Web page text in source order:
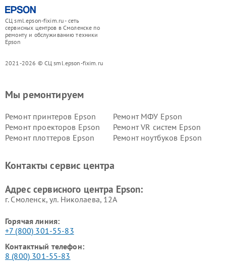
СЦ sml.epson-fixim.ru - сеть
сервисных центров в Смоленске по
ремонту и обслуживанию техники
Epson
2021-2026 © СЦ sml.epson-fixim.ru
Мы ремонтируем
Ремонт принтеров Epson
Ремонт МФУ Epson
Ремонт проекторов Epson
Ремонт VR систем Epson
Ремонт плоттеров Epson
Ремонт ноутбуков Epson
Контакты сервис центра
Адрес сервисного центра Epson:
г. Смоленск, ул. Николаева, 12А
Горячая линия:
+7 (800) 301-55-83
Контактный телефон:
8 (800) 301-55-83